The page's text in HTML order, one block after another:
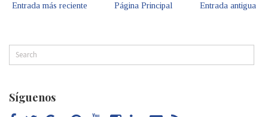
Entrada más reciente Entrada antigua
Página Principal
Síguenos